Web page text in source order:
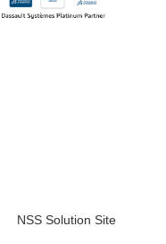
NSS Solution Site